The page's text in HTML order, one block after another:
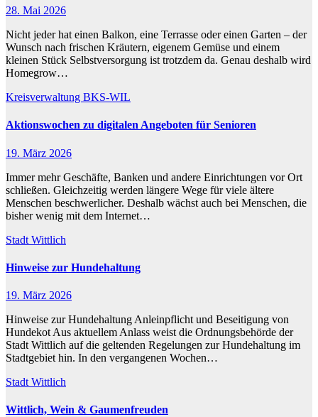
28. Mai 2026
Nicht jeder hat einen Balkon, eine Terrasse oder einen Garten – der
Wunsch nach frischen Kräutern, eigenem Gemüse und einem
kleinen Stück Selbstversorgung ist trotzdem da. Genau deshalb wird
Homegrow…
Kreisverwaltung BKS-WIL
Aktionswochen zu digitalen Angeboten für Senioren
19. März 2026
Immer mehr Geschäfte, Banken und andere Einrichtungen vor Ort
schließen. Gleichzeitig werden längere Wege für viele ältere
Menschen beschwerlicher. Deshalb wächst auch bei Menschen, die
bisher wenig mit dem Internet…
Stadt Wittlich
Hinweise zur Hundehaltung
19. März 2026
Hinweise zur Hundehaltung Anleinpflicht und Beseitigung von
Hundekot Aus aktuellem Anlass weist die Ordnungsbehörde der
Stadt Wittlich auf die geltenden Regelungen zur Hundehaltung im
Stadtgebiet hin. In den vergangenen Wochen…
Stadt Wittlich
Wittlich, Wein & Gaumenfreuden